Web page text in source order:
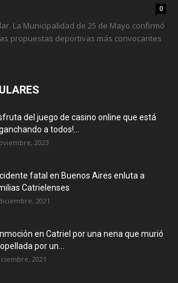
0
La Municipalidad de 25 de Mayo confirmó
propuestas deportivas más convocantes
del juego de casino online que está
a todos!...
2023
fatal en Buenos Aires enluta a
Catrielenses
2021
en Catriel por una nena que murió
por un...
2021